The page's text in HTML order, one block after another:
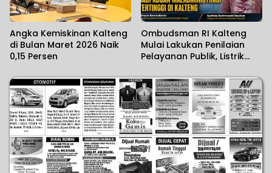
Angka Kemiskinan Kalteng
di Bulan Maret 2026 Naik
0,15 Persen
Ombudsman RI Kalteng
Mulai Lakukan Penilaian
Pelayanan Publik, Listrik